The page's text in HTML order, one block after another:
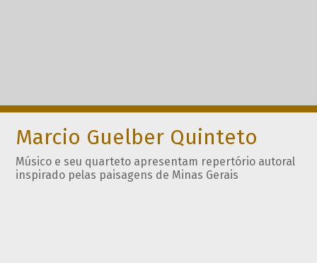
Marcio Guelber Quinteto
Músico e seu quarteto apresentam repertório autoral
inspirado pelas paisagens de Minas Gerais